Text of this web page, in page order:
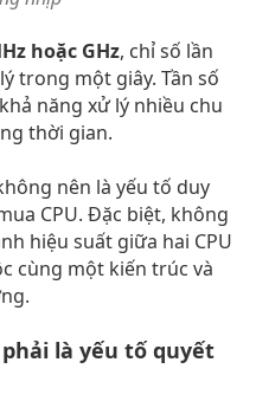
hoặc GHz, chỉ số lần
trong một giây. Tần số
năng xử lý nhiều chu
thời gian.
nên là yếu tố duy
CPU. Đặc biệt, không
hiệu suất giữa hai CPU
cùng một kiến trúc và
là yếu tố quyết